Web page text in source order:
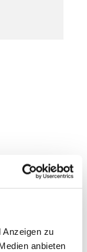
Anzeigen zu
anbieten